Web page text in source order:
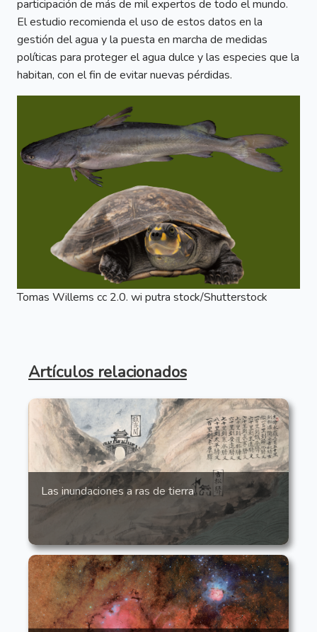
participación de más de mil expertos de todo el mundo.
El estudio recomienda el uso de estos datos en la
gestión del agua y la puesta en marcha de medidas
políticas para proteger el agua dulce y las especies que la
habitan, con el fin de evitar nuevas pérdidas.
Tomas Willems cc 2.0. wi putra stock/Shutterstock
Artículos relacionados
Las inundaciones a ras de tierra